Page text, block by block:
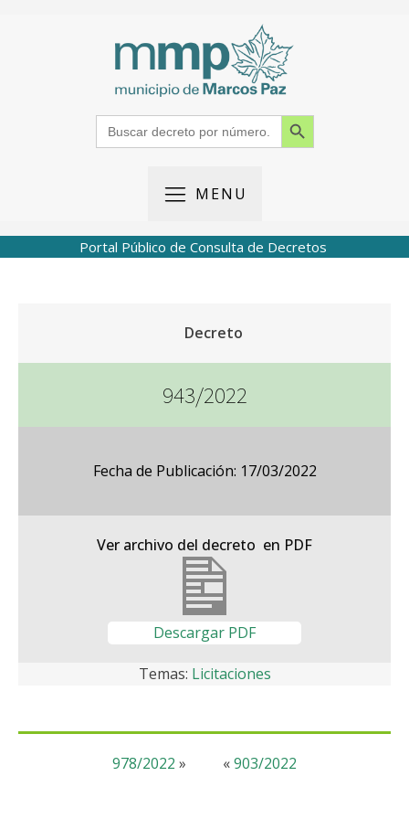
Search
for:
Search Button
MENU
Portal Público de Consulta de Decretos
Decreto
943/2022
Fecha de Publicación: 17/03/2022
Ver archivo del decreto en PDF
Descargar PDF
Temas: Licitaciones
«903/2022
978/2022 »